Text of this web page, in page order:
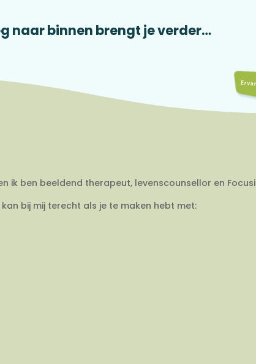
naar binnen brengt je verder…
ik ben beeldend therapeut, levenscounsellor en
kan bij mij terecht als je te maken hebt met: